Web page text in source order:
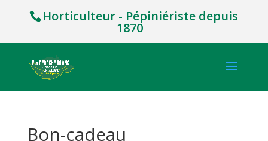
Horticulteur - Pépiniériste depuis
1870
Bon-cadeau